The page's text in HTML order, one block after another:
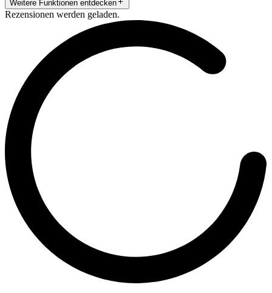
Weitere Funktionen entdecken
Rezensionen werden geladen.